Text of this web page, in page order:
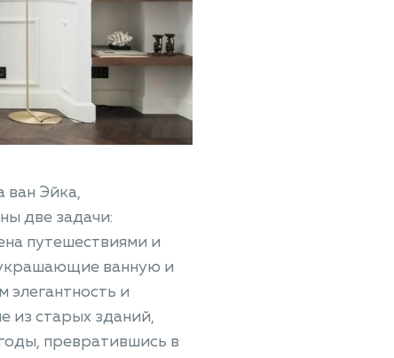
ван Эйка,
две задачи:
путешествиями и
ванную и
и
из старых зданий,
превратившись в